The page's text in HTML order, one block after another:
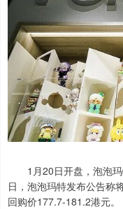
1月20日开盘，泡泡玛
日，泡泡玛特发布公告称
回购价177.7-181.2港元。